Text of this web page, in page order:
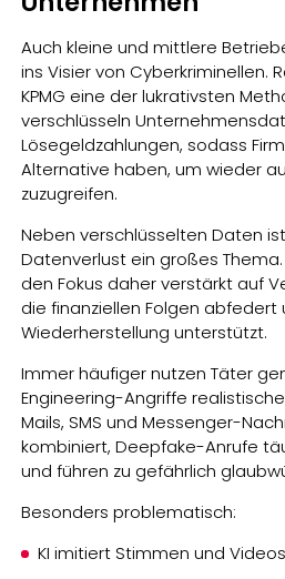
Auch kleine und mittlere
ins Visier von Cyberkriminellen.
KPMG eine der lukrativsten
verschlüsseln
Lösegeldzahlungen, sodass
Alternative haben, um wieder
zuzugreifen.
Neben verschlüsselten Daten
Datenverlust ein großes
den Fokus daher verstärkt auf
die finanziellen Folgen abfedert
Wiederherstellung unterstützt.
Immer häufiger nutzen Täter
Engineering-Angriffe
Mails, SMS und Messenger-
kombiniert, Deepfake-Anrufe
und führen zu gefährlich
Besonders problematisch:
KI imitiert Stimmen und